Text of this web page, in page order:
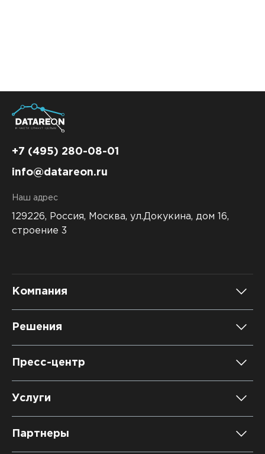
+7 (495) 280-08-01
info@datareon.ru
Наш адрес
129226, Россия, Москва, ул.Докукина, дом 16,
строение 3
Компания
О компании
Клиенты и проекты
Решения
DATAREON Platform
Пресс-центр
Новости
Услуги
Образовательный марафон: ваш рывок к новым
Партнеры